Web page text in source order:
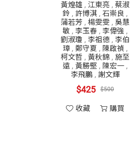
黃煌雄 , 江東亮 , 蔡淑
鈴 , 許博淇 , 石崇良 ,
蒲若芳 , 楊雯雯 , 吳慧
敏 , 李玉春 , 李偉強 ,
劉淑瓊 , 李祖德 , 李伯
璋 , 鄭守夏 , 陳啟禎 ,
柯文哲 , 黃秋錦 , 施至
遠 , 黃勝堅 , 陳宏一 ,
李飛鵬, 謝文輝
$425 $500
收藏 購買